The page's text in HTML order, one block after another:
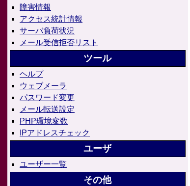
障害情報
アクセス統計情報
サーバ負荷状況
メール受信拒否リスト
ツール
ヘルプ
ウェブメーラ
パスワード変更
メール転送設定
PHP環境変数
IPアドレスチェック
ユーザ
ユーザー一覧
その他